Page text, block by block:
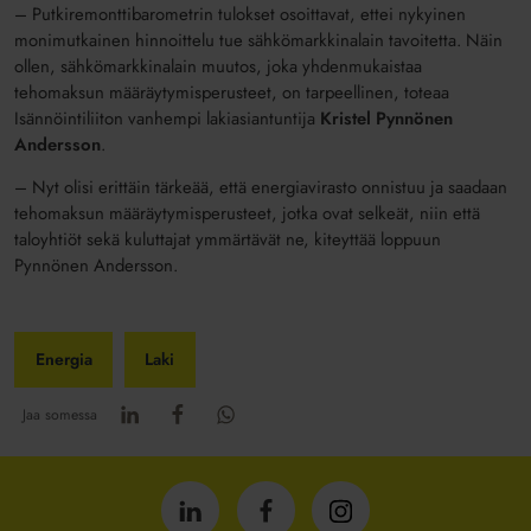
– Putkiremonttibarometrin tulokset osoittavat, ettei nykyinen
monimutkainen hinnoittelu tue sähkömarkkinalain tavoitetta. Näin
ollen, sähkömarkkinalain muutos, joka yhdenmukaistaa
tehomaksun määräytymisperusteet, on tarpeellinen, toteaa
Isännöintiliiton vanhempi lakiasiantuntija Kristel Pynnönen
Andersson.
– Nyt olisi erittäin tärkeää, että energiavirasto onnistuu ja saadaan
tehomaksun määräytymisperusteet, jotka ovat selkeät, niin että
taloyhtiöt sekä kuluttajat ymmärtävät ne, kiteyttää loppuun
Pynnönen Andersson.
Energia Laki
Jaa somessa
IsännöintiliittoIsännöintiliittoIsännöintiliitto